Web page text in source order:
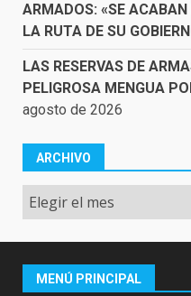
ARMADOS: «SE
LA RUTA DE SU
LAS RESERVAS DE
PELIGROSA MENGUA
agosto de 2026
ARCHIVO
Archivo
MENÚ PRINCIPAL